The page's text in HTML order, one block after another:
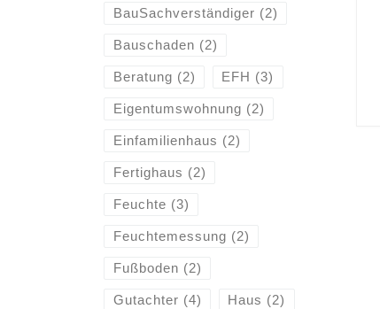
BauSachverständiger (2)
Bauschaden (2)
Beratung (2) EFH (3)
Eigentumswohnung (2)
Einfamilienhaus (2)
Fertighaus (2)
Feuchte (3)
Feuchtemessung (2)
Fußboden (2)
Gutachter (4) Haus (2)